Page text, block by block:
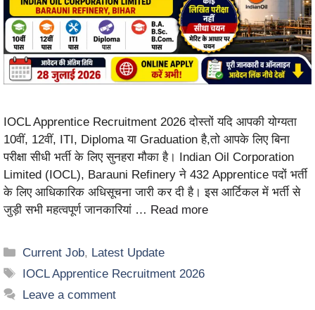
IOCL Apprentice Recruitment 2026 दोस्तों यदि आपकी योग्यता
10वीं, 12वीं, ITI, Diploma या Graduation है,तो आपके लिए बिना
परीक्षा सीधी भर्ती के लिए सुनहरा मौका है। Indian Oil Corporation
Limited (IOCL), Barauni Refinery ने 432 Apprentice पदों भर्ती
के लिए आधिकारिक अधिसूचना जारी कर दी है। इस आर्टिकल में भर्ती से
जुड़ी सभी महत्वपूर्ण जानकारियां … Read more
Current Job, Latest Update
IOCL Apprentice Recruitment 2026
Leave a comment